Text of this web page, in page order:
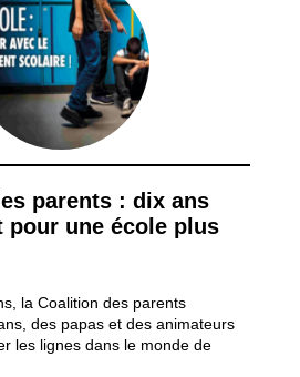
parents : dix ans
pour une école plus
la Coalition des parents
des papas et des animateurs
les lignes dans le monde de